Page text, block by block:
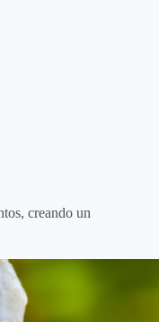
creando un